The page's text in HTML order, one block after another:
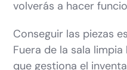
volverás a hacer
Conseguir las piezas
Fuera de la sala limpia
que gestiona el